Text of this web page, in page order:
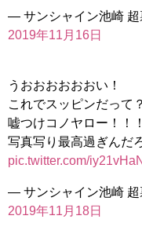
— サンシャイン池崎
2019年11月16日
うおおおおおおい！
これでスッピンだって
嘘つけコノヤロー！！
写真写り最高過ぎんだ
pic.twitter.com/
— サンシャイン池崎
2019年11月18日